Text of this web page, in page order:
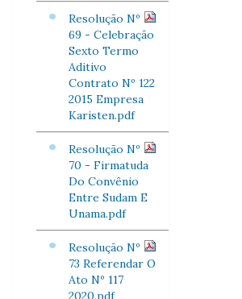
Resolução Nº
69 - Celebração
Sexto Termo
Aditivo
Contrato Nº 122
2015 Empresa
Karisten.pdf
Resolução Nº
70 - Firmatuda
Do Convênio
Entre Sudam E
Unama.pdf
Resolução Nº
73 Referendar O
Ato Nº 117
2020.pdf